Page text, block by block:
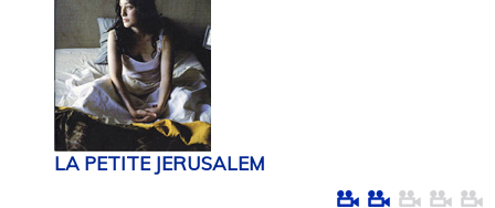
LA PETITE JERUSALEM